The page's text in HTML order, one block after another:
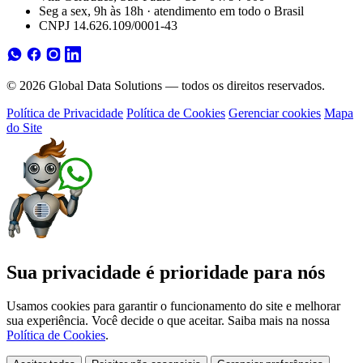
Seg a sex, 9h às 18h · atendimento em todo o Brasil
CNPJ 14.626.109/0001-43
© 2026 Global Data Solutions — todos os direitos reservados.
Política de Privacidade Política de Cookies Gerenciar cookies Mapa
do Site
Sua privacidade é prioridade para nós
Usamos cookies para garantir o funcionamento do site e melhorar
sua experiência. Você decide o que aceitar. Saiba mais na nossa
Política de Cookies.